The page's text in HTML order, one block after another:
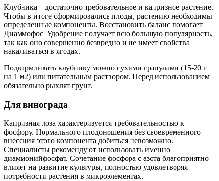
Клубника – достаточно требовательное и капризное растение.
Чтобы в итоге сформировались плоды, растению необходимы
определенные компоненты. Восстановить баланс помогает
Диаммофос. Удобрение получает всю большую популярность,
так как оно совершенно безвредно и не имеет свойства
накаливаться в ягодах.
Подкармливать клубнику можно сухими гранулами (15-20 г
на 1 м2) или питательным раствором. Перед использованием
обязательно рыхлят грунт.
Для винограда
Капризная лоза характеризуется требовательностью к
фосфору. Нормального плодоношения без своевременного
внесения этого компонента добиться невозможно.
Специалисты рекомендуют использовать именно
диаммонийфосфат. Сочетание фосфора с азота благоприятно
влияет на развитие культуры, полностью удовлетворяя
потребности растения в микроэлементах.